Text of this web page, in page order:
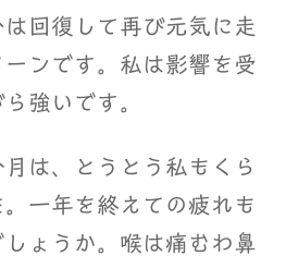
回復して再び元気に走
ンです。私は影響を受
強いです。
は、とうとう私もくら
一年を終えての疲れも
ょうか。喉は痛むわ鼻